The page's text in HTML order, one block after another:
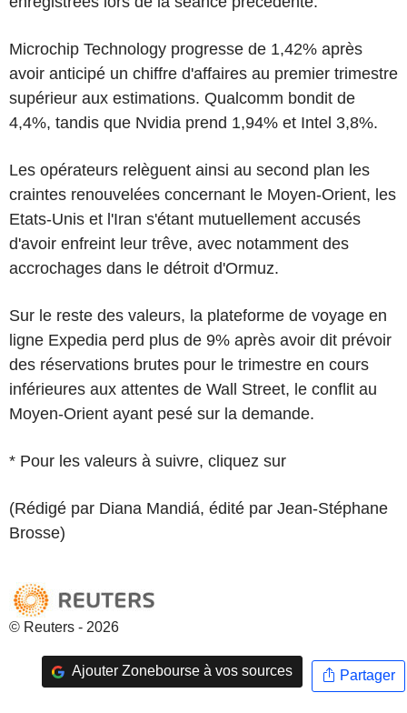
Microchip Technology progresse de 1,42% après
avoir anticipé un chiffre d'affaires au premier trimestre
supérieur aux estimations. Qualcomm bondit de
4,4%, tandis que Nvidia prend 1,94% et Intel 3,8%.
Les opérateurs relèguent ainsi au second plan les
craintes renouvelées concernant le Moyen-Orient, les
Etats-Unis et l'Iran s'étant mutuellement accusés
d'avoir enfreint leur trêve, avec notamment des
accrochages dans le détroit d'Ormuz.
Sur le reste des valeurs, la plateforme de voyage en
ligne Expedia perd plus de 9% après avoir dit prévoir
des réservations brutes pour le trimestre en cours
inférieures aux attentes de Wall Street, le conflit au
Moyen-Orient ayant pesé sur la demande.
* Pour les valeurs à suivre, cliquez sur
(Rédigé par Diana Mandiá, édité par Jean-Stéphane
Brosse)
© Reuters - 2026
Ajouter Zonebourse à vos sources Partager